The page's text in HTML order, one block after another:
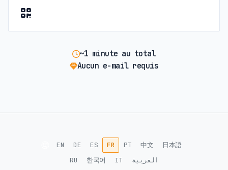
~1 minute au total
Aucun e-mail requis
EN DE ES FR PT 中文
日本語
RU
한국어 IT العربية